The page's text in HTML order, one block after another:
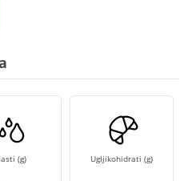
(g) Ugljikohidrati (g)